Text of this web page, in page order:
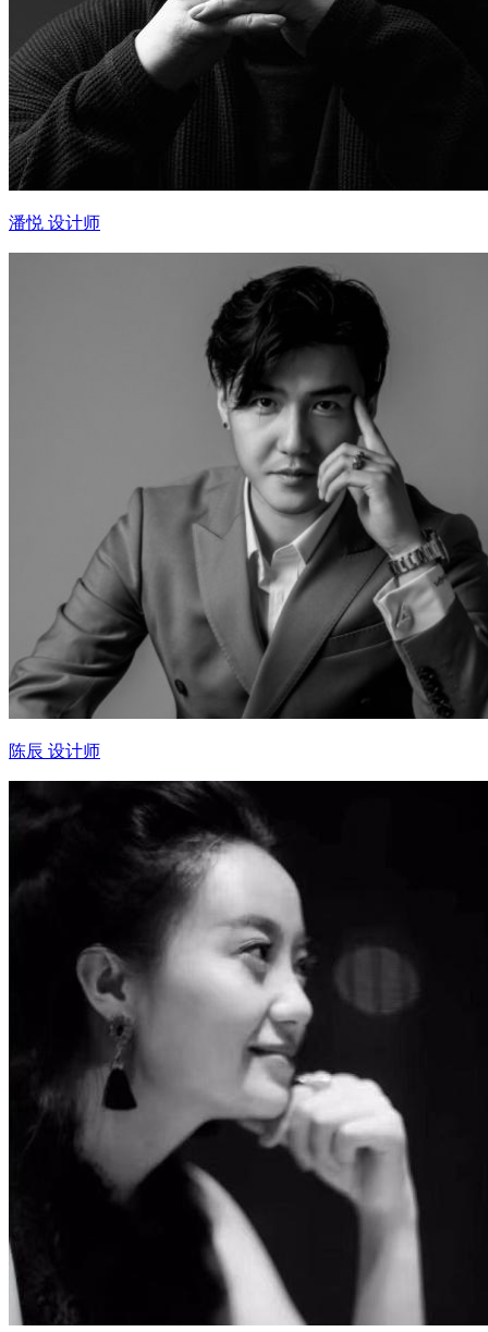
潘悦 设计师
陈辰 设计师